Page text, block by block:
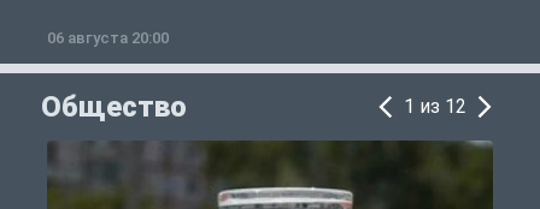
06 августа 20:00
Общество 1 из 12